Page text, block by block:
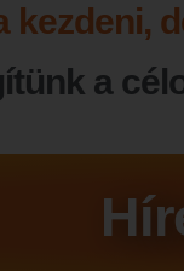
kezdeni,
a